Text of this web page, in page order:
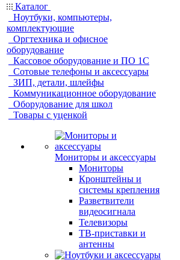
Каталог
Ноутбуки, компьютеры,
комплектующие
Оргтехника и офисное
оборудование
Кассовое оборудование и ПО 1С
Сотовые телефоны и аксессуары
ЗИП, детали, шлейфы
Коммуникационное оборудование
Оборудование для школ
Товары с уценкой
Мониторы и аксессуары
Мониторы
Кронштейны и
системы крепления
Разветвители
видеосигнала
Телевизоры
ТВ-приставки и
антенны